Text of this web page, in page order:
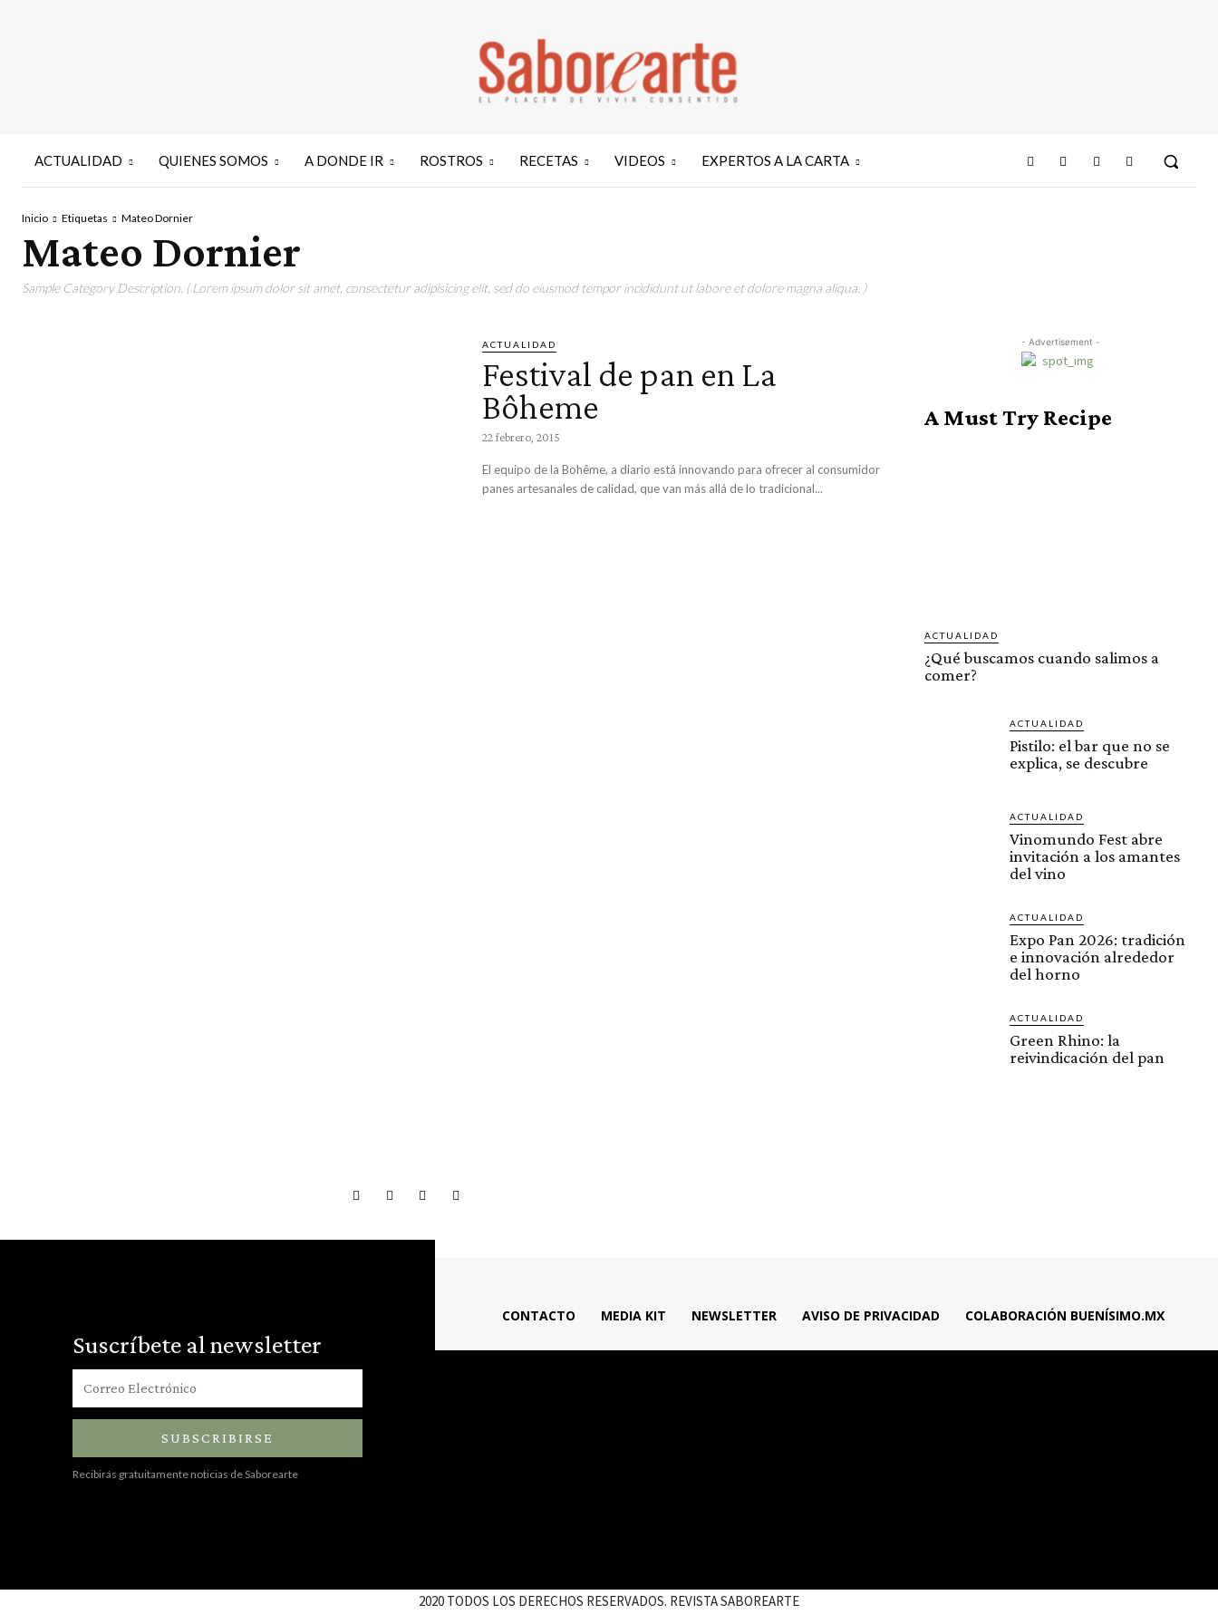
ACTUALIDAD QUIENES SOMOS A DONDE IR ROSTROS RECETAS VIDEOS EXPERTOS A LA CARTA
Inicio Etiquetas Mateo Dornier
Mateo Dornier
Sample Category Description. ( Lorem ipsum dolor sit amet, consectetur adipisicing elit, sed do eiusmod tempor incididunt ut labore et dolore magna aliqua. )
ACTUALIDAD
Festival de pan en La
Bôheme
22 febrero, 2015
El equipo de la Bohême, a diario está innovando para ofrecer al consumidor
panes artesanales de calidad, que van más allá de lo tradicional...
- Advertisement -
A Must Try Recipe
ACTUALIDAD
¿Qué buscamos cuando salimos a
comer?
ACTUALIDAD
Pistilo: el bar que no se
explica, se descubre
ACTUALIDAD
Vinomundo Fest abre
invitación a los amantes
del vino
ACTUALIDAD
Expo Pan 2026: tradición
e innovación alrededor
del horno
ACTUALIDAD
Green Rhino: la
reivindicación del pan
Suscríbete al newsletter
SUBSCRIBIRSE
Recibirás gratuitamente noticias de Saborearte
CONTACTO MEDIA KIT NEWSLETTER AVISO DE PRIVACIDAD COLABORACIÓN BUENÍSIMO.MX
2020 TODOS LOS DERECHOS RESERVADOS. REVISTA SABOREARTE